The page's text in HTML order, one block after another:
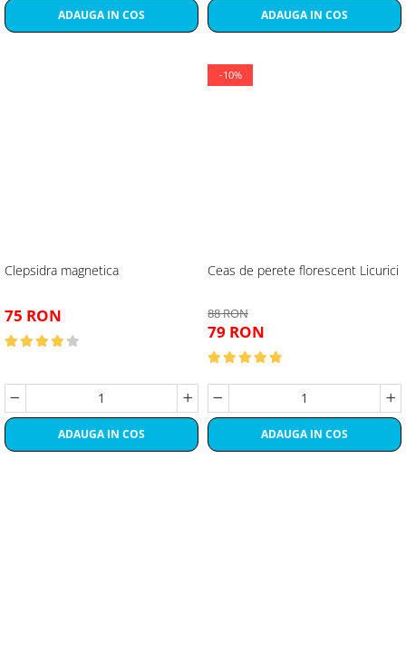
ADAUGA IN COS ADAUGA IN COS
Clepsidra magnetica
75 RON
ADAUGA IN COS
-10%
Ceas de perete florescent Licurici
88 RON
79 RON
ADAUGA IN COS